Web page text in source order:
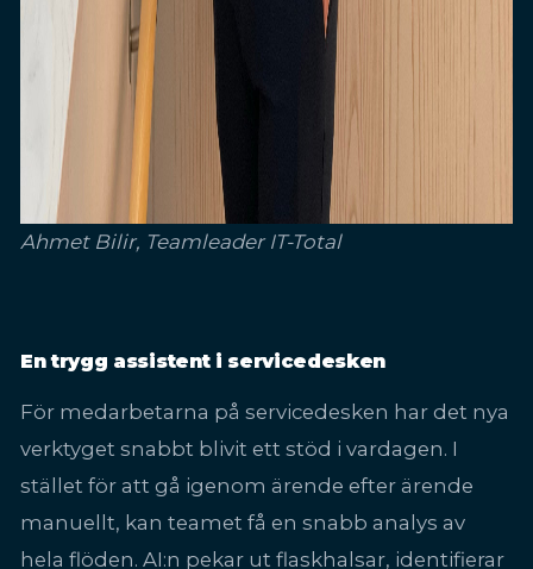
Ahmet Bilir, Teamleader IT-Total
En trygg assistent i servicedesken
För medarbetarna på servicedesken har det nya
verktyget snabbt blivit ett stöd i vardagen. I
stället för att gå igenom ärende efter ärende
manuellt, kan teamet få en snabb analys av
hela flöden. AI:n pekar ut flaskhalsar, identifierar